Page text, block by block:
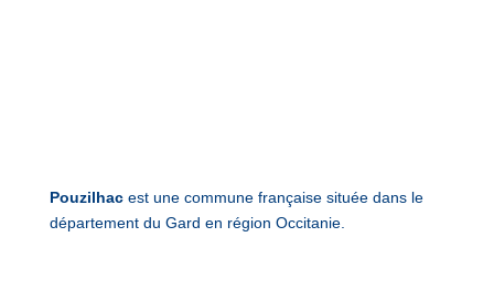
Pouzilhacest une commune française située dans le
département du Gard en région Occitanie.